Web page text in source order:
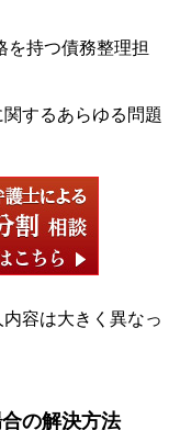
を持つ債務整理担
するあらゆる問題
容は大きく異なっ
の解決方法